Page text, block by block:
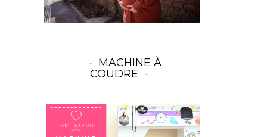
MACHINE À
COUDRE